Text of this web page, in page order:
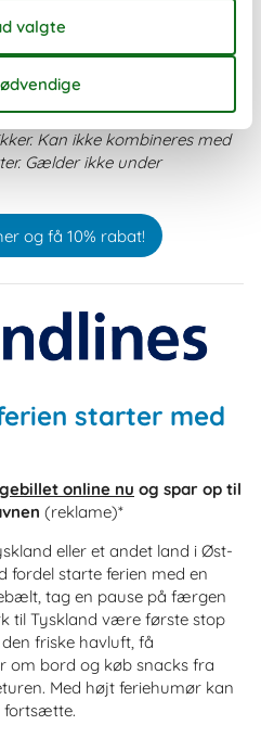
under åben himmel tæt
vis den ved
yderligere 10% rabat
Kan ikke kombineres med
Gælder ikke under
og få 10% rabat!
starter med
online nu og spar op til
(reklame)*
eller et andet land i Øst-
fordel starte ferien med en
tag en pause på færgen
til Tyskland være første stop
friske havluft, få
om bord og køb snacks fra
Med højt feriehumør kan
fortsætte.